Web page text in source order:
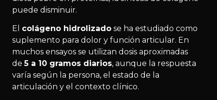
puede disminuir.
El colágeno hidrolizado se ha estudiado como
suplemento para dolor y función articular. En
muchos ensayos se utilizan dosis aproximadas
de5 a 10 gramos diarios, aunque la respuesta
varía según la persona, el estado de la
articulación y el contexto clínico.